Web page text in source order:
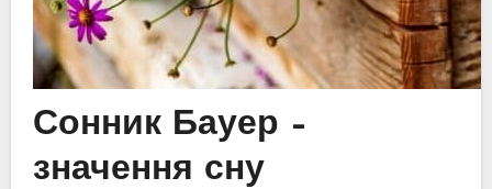
Сонник Бауер –
значення сну